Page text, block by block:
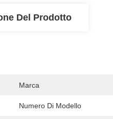
Del Prodotto
Marca
Numero Di Modello